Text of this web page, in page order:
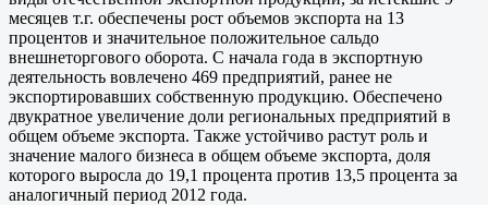
месяцев т.г. обеспечены рост объемов экспорта на 13
процентов и значительное положительное сальдо
внешнеторгового оборота. С начала года в экспортную
деятельность вовлечено 469 предприятий, ранее не
экспортировавших собственную продукцию. Обеспечено
двукратное увеличение доли региональных предприятий в
общем объеме экспорта. Также устойчиво растут роль и
значение малого бизнеса в общем объеме экспорта, доля
которого выросла до 19,1 процента против 13,5 процента за
аналогичный период 2012 года.